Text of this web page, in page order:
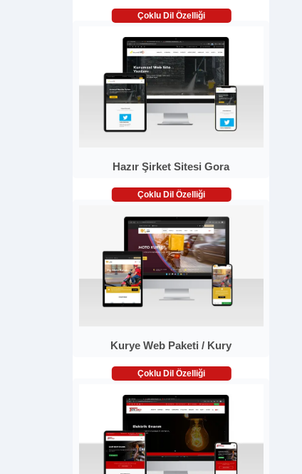
Çoklu Dil Özelliği
Hazır Şirket Sitesi Gora
Çoklu Dil Özelliği
Kurye Web Paketi / Kury
Çoklu Dil Özelliği